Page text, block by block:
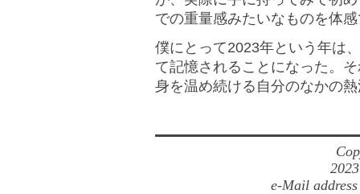
での重量感みたいなものを体
僕にとって2023年という年は
て記憶されることになった。
身を温め続ける自分のなかの
e-Mail